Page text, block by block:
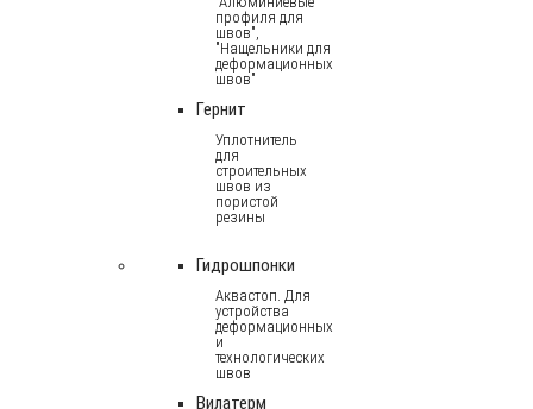
профиля для
швов",
"Нащельники для
деформационных
швов"
Гернит
Уплотнитель
для
строительных
швов из
пористой
резины
Гидрошпонки
Аквастоп. Для
устройства
деформационных
и
технологических
швов
Вилатерм